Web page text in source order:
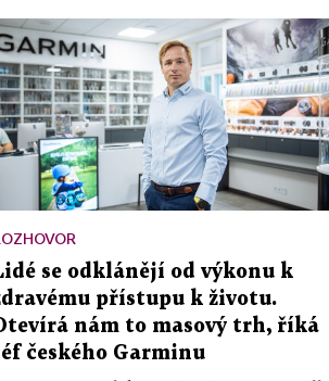
se odklánějí od výkonu k
přístupu k životu.
nám to masový trh, říká
českého Garminu